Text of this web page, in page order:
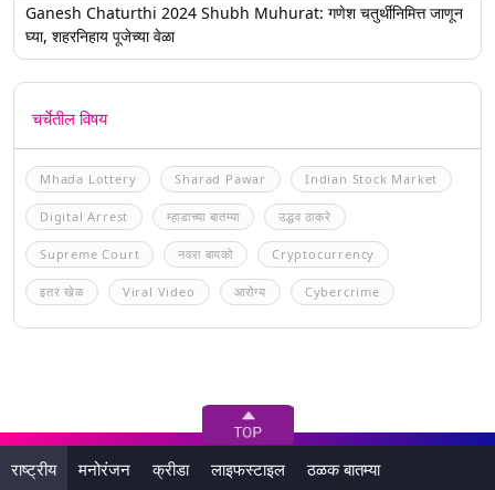
Ganesh Chaturthi 2024 Shubh Muhurat: गणेश चतुर्थीनिमित्त जाणून
घ्या, शहरनिहाय पूजेच्या वेळा
चर्चेतील विषय
Mhada Lottery Sharad Pawar Indian Stock Market
Digital Arrest म्हाडाच्या बातम्या उद्धव ठाकरे
Supreme Court नवरा बायको Cryptocurrency
इतर खेळ Viral Video आरोग्य Cybercrime
राष्ट्रीय मनोरंजन क्रीडा लाइफस्टाइल ठळक बातम्या